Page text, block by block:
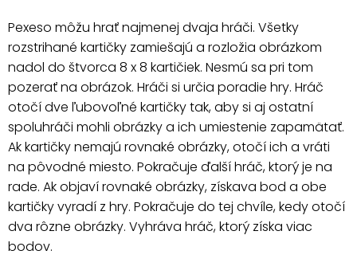
Pexeso môžu hrať najmenej dvaja hráči. Všetky
rozstrihané kartičky zamiešajú a rozložia obrázkom
nadol do štvorca 8 x 8 kartičiek. Nesmú sa pri tom
pozerať na obrázok. Hráči si určia poradie hry. Hráč
otočí dve ľubovoľné kartičky tak, aby si aj ostatní
spoluhráči mohli obrázky a ich umiestenie zapamätať.
Ak kartičky nemajú rovnaké obrázky, otočí ich a vráti
na pôvodné miesto. Pokračuje ďalší hráč, ktorý je na
rade. Ak objaví rovnaké obrázky, získava bod a obe
kartičky vyradí z hry. Pokračuje do tej chvíle, kedy otočí
dva rôzne obrázky. Vyhráva hráč, ktorý získa viac
bodov.